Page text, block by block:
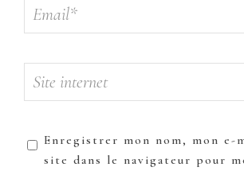
Enregistrer mon nom, mon e-
site dans le navigateur pour